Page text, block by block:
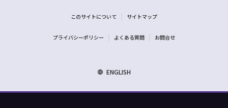
このサイトについて サイトマップ
プライバシーポリシー よくある質問 お問合せ
ENGLISH